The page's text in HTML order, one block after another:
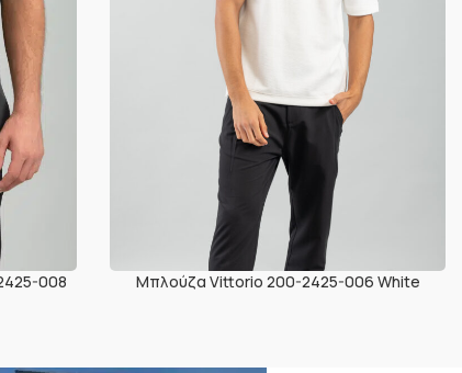
008
Μπλούζα Vittorio 200-2425-006 White